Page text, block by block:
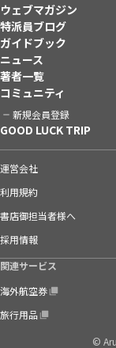
ウェブマガジン
特派員ブログ
ガイドブック
ニュース
著者一覧
コミュニティ
新規会員登録
GOOD LUCK TRIP
運営会社
利用規約
書店御担当者様へ
採用情報
関連サービス
海外航空券
旅行用品
©